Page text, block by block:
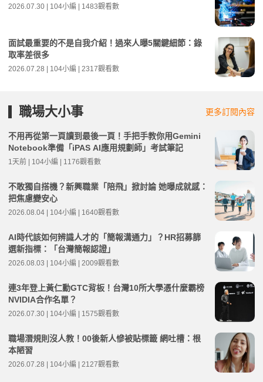
2026.07.30 | 104小編 | 1483觀看數
面試最重要的不是自我介紹！過來人曝5關鍵細節：錄
取率差很多
2026.07.28 | 104小編 | 2317觀看數
職場大小事 更多訂閱內容
不用再從第一頁讀到最後一頁！手把手教你用Gemini
Notebook準備「iPAS AI應用規劃師」考試筆記
1天前 | 104小編 | 1176觀看數
不敢獨自搭機？新興職業「陪飛」掀討論 她曝成就感：
把焦慮變安心
2026.08.04 | 104小編 | 1640觀看數
AI時代該如何辨識人才的「簡報溝通力」？HR招募篩
選新指標：「台灣簡報認證」
2026.08.03 | 104小編 | 2009觀看數
連3年登上黃仁勳GTC背板！台灣10所大學憑什麼霸榜
NVIDIA合作名單？
2026.07.30 | 104小編 | 1575觀看數
職場潛規則沒人教！00後新人慘被貼標籤 網吐槽：根
本陋習
2026.07.28 | 104小編 | 2127觀看數